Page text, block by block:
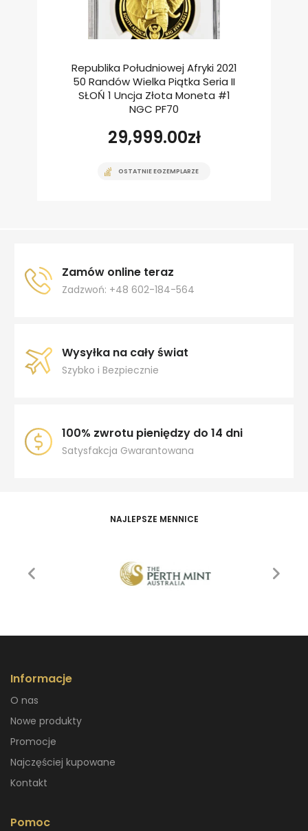
Republika Południowej Afryki 2021
50 Randów Wielka Piątka Seria II
SŁOŃ 1 Uncja Złota Moneta #1
NGC PF70
29,999.00zł
OSTATNIE EGZEMPLARZE
Zamów online teraz
Zadzwoń: +48 602-184-564
Wysyłka na cały świat
Szybko i Bezpiecznie
100% zwrotu pieniędzy do 14 dni
Satysfakcja Gwarantowana
NAJLEPSZE MENNICE
Informacje
O nas
Nowe produkty
Promocje
Najczęściej kupowane
Kontakt
Pomoc